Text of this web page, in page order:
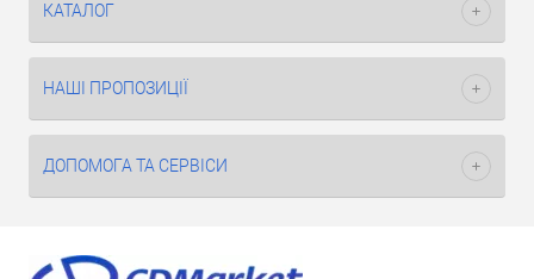
КАТАЛОГ
НАШІ ПРОПОЗИЦІЇ
ДОПОМОГА ТА СЕРВІСИ